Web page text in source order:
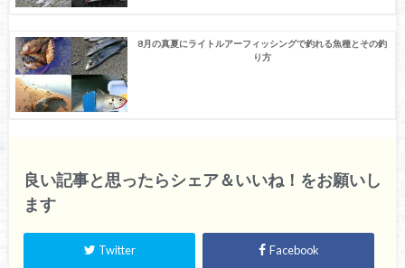
8月の真夏にライトルアーフィッシングで釣れる魚種とその釣
り方
良い記事と思ったらシェア＆いいね！をお願いし
ます
Twitter Facebook